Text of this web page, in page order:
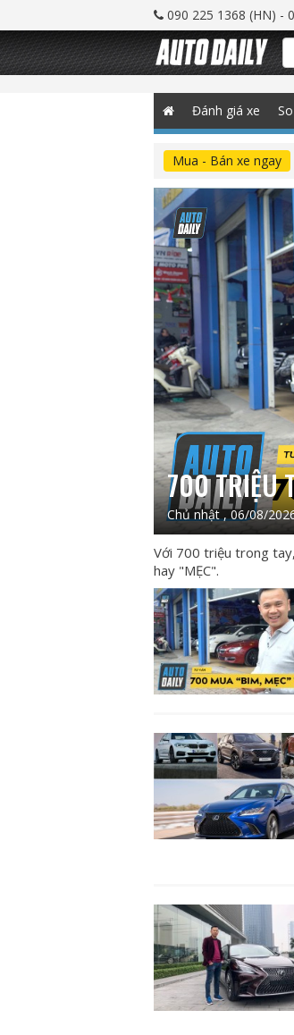
090 225 1368 (HN) -
Đánh giá xe
Mua - Bán xe ngay
700 TRIỆU
Chủ nhật , 06/08/
Với 700 triệu trong
hay "MẸC".